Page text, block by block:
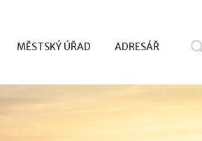
MĚSTSKÝ ÚŘAD ADRESÁŘ